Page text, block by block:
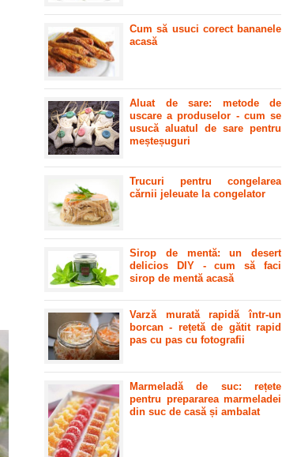
Cum să usuci corect bananele
acasă
Aluat de sare: metode de
uscare a produselor - cum se
usucă aluatul de sare pentru
meșteșuguri
Trucuri pentru congelarea
cărnii jeleuate la congelator
Sirop de mentă: un desert
delicios DIY - cum să faci
sirop de mentă acasă
Varză murată rapidă într-un
borcan - rețetă de gătit rapid
pas cu pas cu fotografii
Marmeladă de suc: rețete
pentru prepararea marmeladei
din suc de casă și ambalat